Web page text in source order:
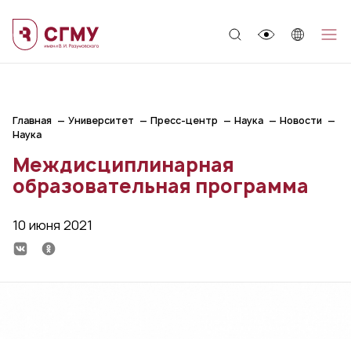
Главная Университет Пресс-центр Наука
Новости
Наука
Междисциплинарная
образовательная программа
10 июня 2021